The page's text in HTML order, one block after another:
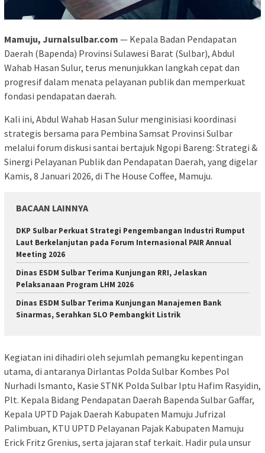
Mamuju, Jurnalsulbar.com — Kepala Badan Pendapatan
Daerah (Bapenda) Provinsi Sulawesi Barat (Sulbar), Abdul
Wahab Hasan Sulur, terus menunjukkan langkah cepat dan
progresif dalam menata pelayanan publik dan memperkuat
fondasi pendapatan daerah.
Kali ini, Abdul Wahab Hasan Sulur menginisiasi koordinasi
strategis bersama para Pembina Samsat Provinsi Sulbar
melalui forum diskusi santai bertajuk Ngopi Bareng: Strategi &
Sinergi Pelayanan Publik dan Pendapatan Daerah, yang digelar
Kamis, 8 Januari 2026, di The House Coffee, Mamuju.
BACAAN LAINNYA
DKP Sulbar Perkuat Strategi Pengembangan Industri Rumput
Laut Berkelanjutan pada Forum Internasional PAIR Annual
Meeting 2026
Dinas ESDM Sulbar Terima Kunjungan RRI, Jelaskan
Pelaksanaan Program LHM 2026
Dinas ESDM Sulbar Terima Kunjungan Manajemen Bank
Sinarmas, Serahkan SLO Pembangkit Listrik
Kegiatan ini dihadiri oleh sejumlah pemangku kepentingan
utama, di antaranya Dirlantas Polda Sulbar Kombes Pol
Nurhadi Ismanto, Kasie STNK Polda Sulbar Iptu Hafim Rasyidin,
Plt. Kepala Bidang Pendapatan Daerah Bapenda Sulbar Gaffar,
Kepala UPTD Pajak Daerah Kabupaten Mamuju Jufrizal
Palimbuan, KTU UPTD Pelayanan Pajak Kabupaten Mamuju
Erick Fritz Grenius, serta jajaran staf terkait. Hadir pula unsur